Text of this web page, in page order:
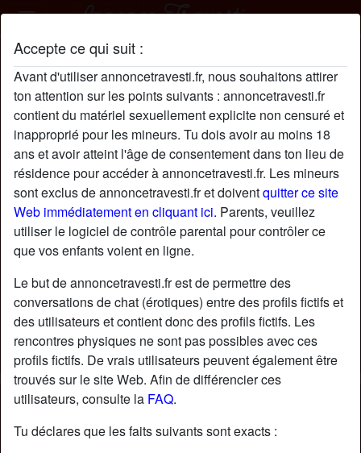
Accepte ce qui suit :
Avant d'utiliser annoncetravesti.fr, nous souhaitons attirer
ton attention sur les points suivants : annoncetravesti.fr
contient du matériel sexuellement explicite non censuré et
inapproprié pour les mineurs. Tu dois avoir au moins 18
ans et avoir atteint l'âge de consentement dans ton lieu de
résidence pour accéder à annoncetravesti.fr. Les mineurs
sont exclus de annoncetravesti.fr et doiventquitter ce site
Web immédiatement en cliquant ici. Parents, veuillez
utiliser le logiciel de contrôle parental pour contrôler ce
que vos enfants voient en ligne.
Le but de annoncetravesti.fr est de permettre des
conversations de chat (érotiques) entre des profils fictifs et
des utilisateurs et contient donc des profils fictifs. Les
rencontres physiques ne sont pas possibles avec ces
profils fictifs. De vrais utilisateurs peuvent également être
trouvés sur le site Web. Afin de différencier ces
utilisateurs, consulte la FAQ.
Tu déclares que les faits suivants sont exacts :
AnnaTourn69 profil
starAjouter chatDiscuter !